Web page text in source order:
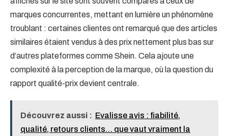
marques concurrentes, mettant en lumière un phénomène
troublant : certaines clientes ont remarqué que des articles
similaires étaient vendus à des prix nettement plus bas sur
d’autres plateformes comme Shein. Cela ajoute une
complexité à la perception de la marque, où la question du
rapport qualité-prix devient centrale.
Découvrez aussi : Evalisse avis : fiabilité,
qualité, retours clients… que vaut vraiment la